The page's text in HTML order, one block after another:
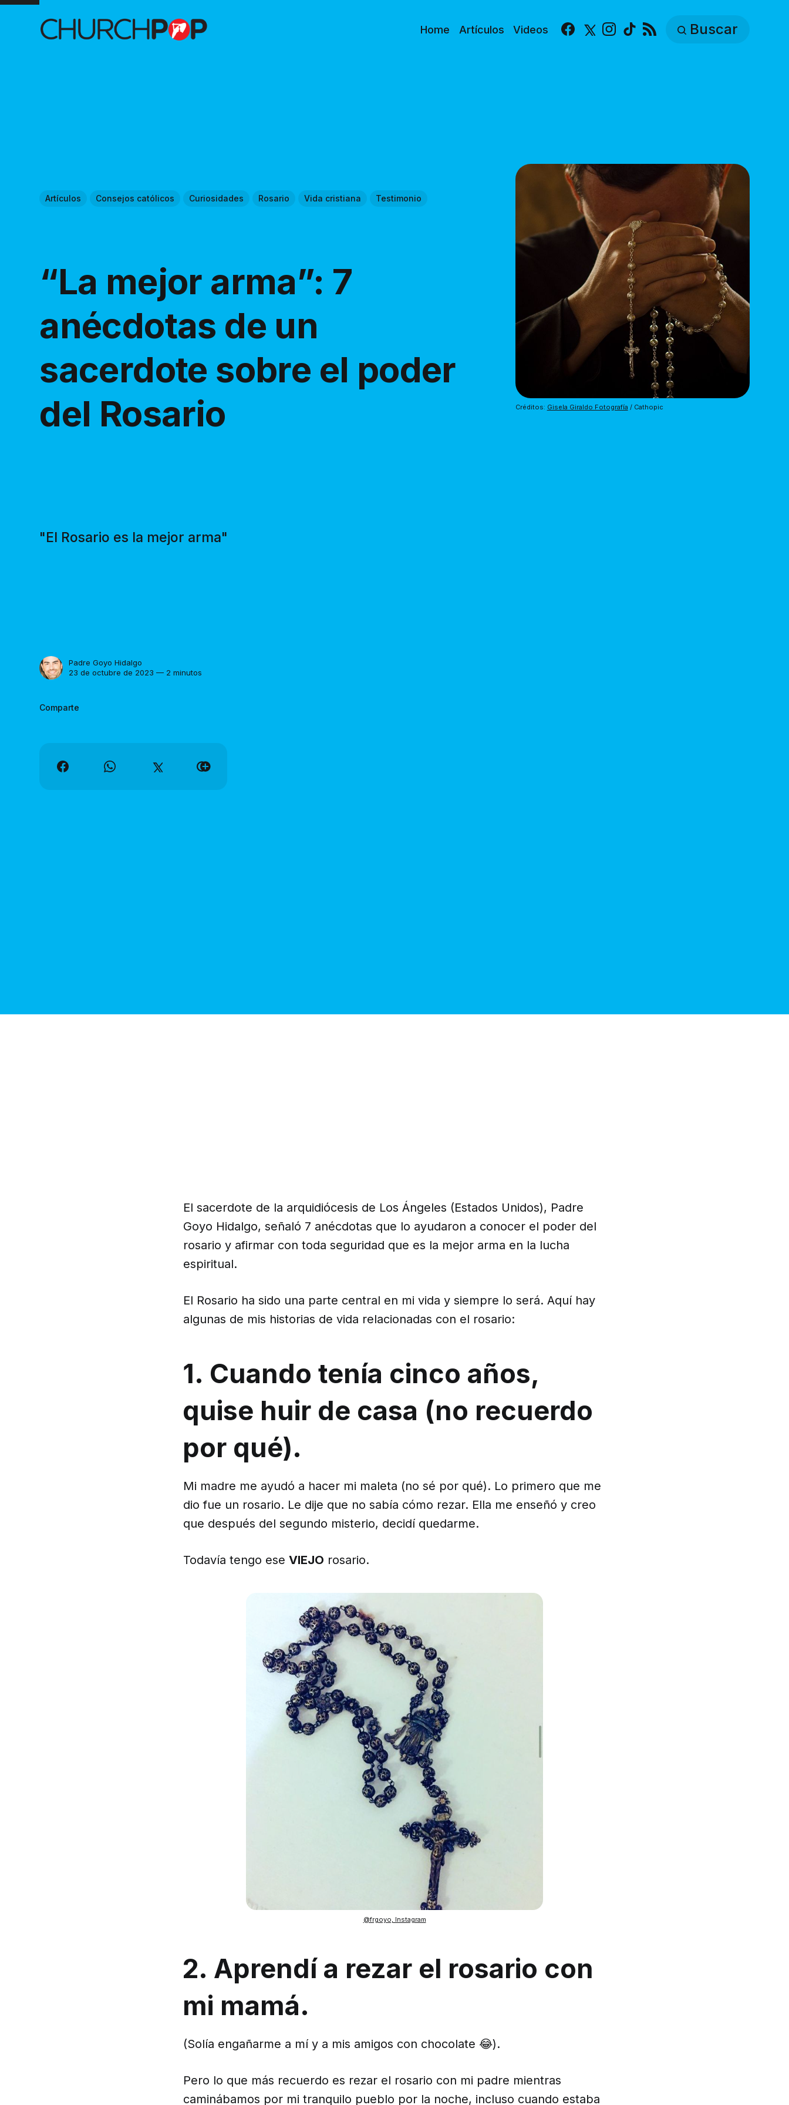
Home Artículos Videos Facebook
X Instagram
TikTok Buscar
Artículos Consejos católicos Curiosidades Rosario Vida cristiana Testimonio
“La mejor arma”: 7
anécdotas de un
sacerdote sobre el poder
del Rosario
"El Rosario es la mejor arma"
Padre Goyo Hidalgo
23 de octubre de 2023 — 2 minutos
Comparte
Créditos: Gisela Giraldo Fotografía / Cathopic
El sacerdote de la arquidiócesis de Los Ángeles (Estados Unidos), Padre
Goyo Hidalgo, señaló 7 anécdotas que lo ayudaron a conocer el poder del
rosario y afirmar con toda seguridad que es la mejor arma en la lucha
espiritual.
El Rosario ha sido una parte central en mi vida y siempre lo será. Aquí hay
algunas de mis historias de vida relacionadas con el rosario:
1. Cuando tenía cinco años,
quise huir de casa (no recuerdo
por qué).
Mi madre me ayudó a hacer mi maleta (no sé por qué). Lo primero que me
dio fue un rosario. Le dije que no sabía cómo rezar. Ella me enseñó y creo
que después del segundo misterio, decidí quedarme.
Todavía tengo ese VIEJO rosario.
@frgoyo, Instagram
2. Aprendí a rezar el rosario con
mi mamá.
(Solía engañarme a mí y a mis amigos con chocolate 😂).
Pero lo que más recuerdo es rezar el rosario con mi padre mientras
caminábamos por mi tranquilo pueblo por la noche, incluso cuando estaba